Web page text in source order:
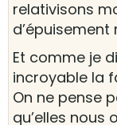
relativisons
d’épuisement
Et comme je
incroyable la
On ne pense
qu’elles nous